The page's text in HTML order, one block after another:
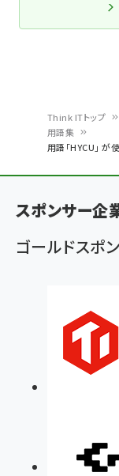
ン
く
ず
Think ITトップ
用語集
用語「HYCU」
スポンサー企
ゴールドスポ